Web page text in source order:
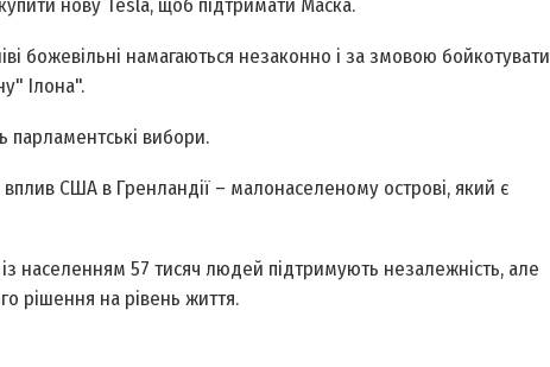
нову Tesla, щоб підтримати Маска.
божевільні намагаються незаконно і за змовою бойкотувати
Ілона".
парламентські вибори.
США в Гренландії – малонаселеному острові, який є
населенням 57 тисяч людей підтримують незалежність, але
рішення на рівень життя.